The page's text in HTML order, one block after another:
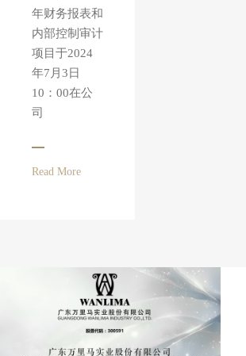
年财务报表和
内部控制审计
项目于2024
年7月3日
10：00在公
司
Read More